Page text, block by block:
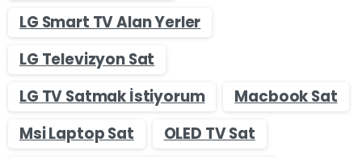
LG Smart TV Alan Yerler
LG Televizyon Sat
LG TV Satmak İstiyorum
Macbook Sat
Msi Laptop Sat
OLED TV Sat